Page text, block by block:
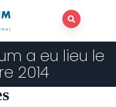
a eu lieu le
2014